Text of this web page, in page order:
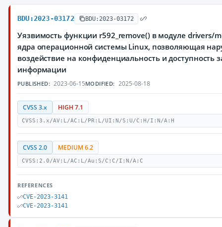
BDU:2023-03172 BDU:2023-03172
Уязвимость функции r592_remove() в модуле drivers/
ядра операционной системы Linux, позволяющая
воздействие на конфиденциальность и
информации
PUBLISHED: 2023-06-15MODIFIED: 2025-08-18
CVSS 3.x HIGH 7.1
CVSS:3.x/AV:L/AC:L/PR:L/UI:N/S:U/C:H/I:N/A:H
CVSS 2.0 MEDIUM 6.2
CVSS:2.0/AV:L/AC:L/Au:S/C:C/I:N/A:C
REFERENCES
CVE-2023-3141
CVE-2023-3141